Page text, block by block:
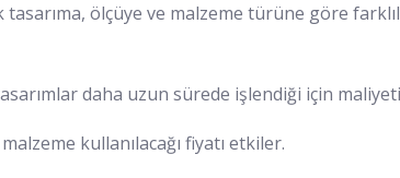
ölçüye ve malzeme türüne göre
daha uzun sürede işlendiği için
kullanılacağı fiyatı etkiler.